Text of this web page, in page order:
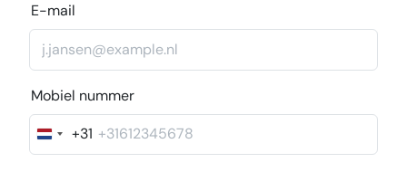
E-mail
Mobiel nummer
Nederland
+31
+31